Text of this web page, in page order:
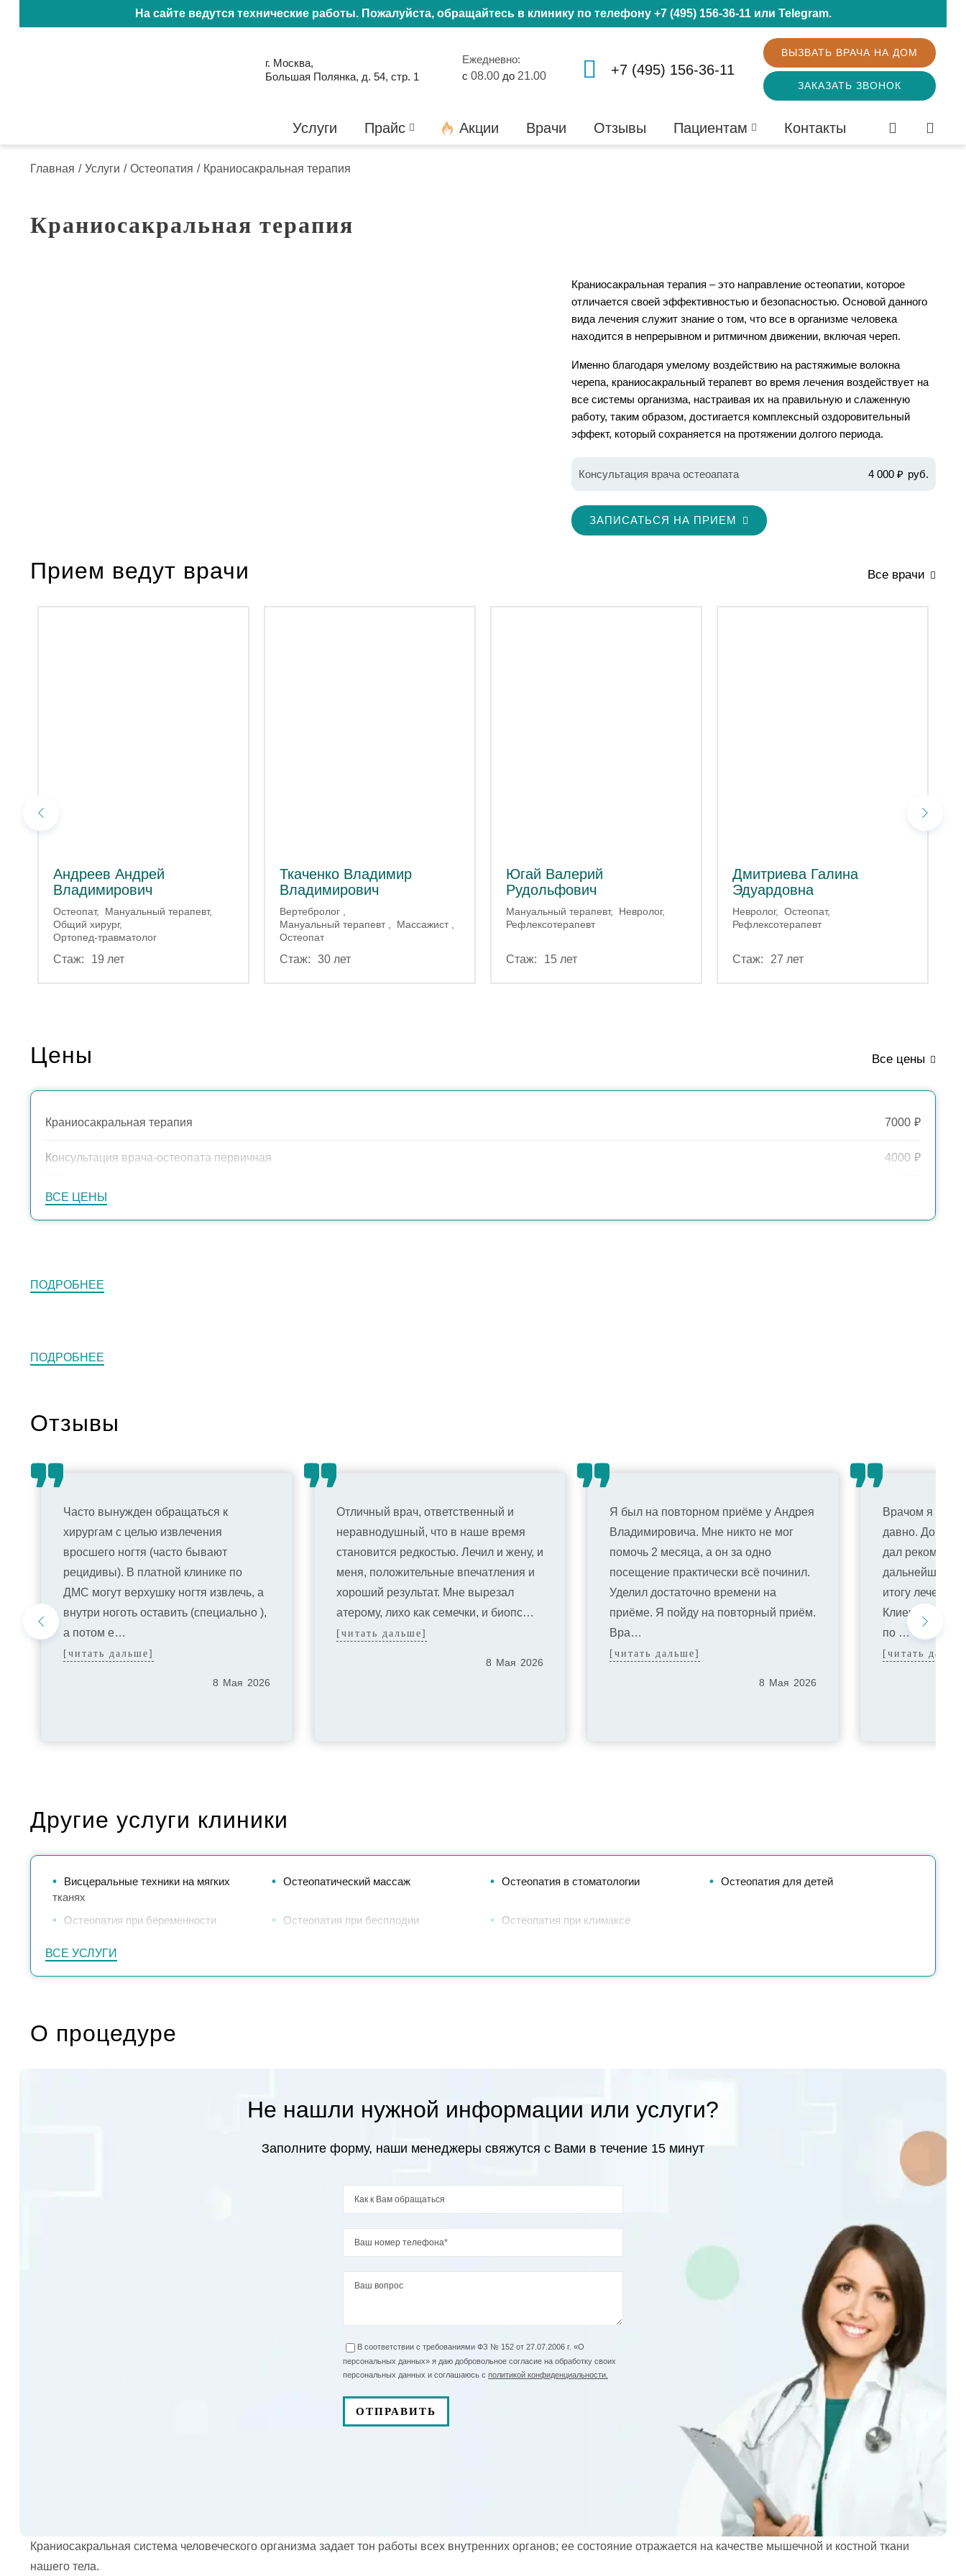
На сайте ведутся технические работы. Пожалуйста, обращайтесь в клинику по телефону +7 (495) 156-36-11или Telegram.
г. Москва,
Большая Полянка, д. 54, стр. 1
Ежедневно:
с 08.00 до 21.00 +7 (495) 156-36-11
ВЫЗВАТЬ ВРАЧА НА ДОМ
ЗАКАЗАТЬ ЗВОНОК
Услуги Прайс Акции Врачи Отзывы Пациентам Контакты
Главная / Услуги / Остеопатия / Краниосакральная терапия
Краниосакральная терапия
Краниосакральная терапия – это направление остеопатии, которое
отличается своей эффективностью и безопасностью. Основой данного
вида лечения служит знание о том, что все в организме человека
находится в непрерывном и ритмичном движении, включая череп.
Именно благодаря умелому воздействию на растяжимые волокна
черепа, краниосакральный терапевт во время лечения воздействует на
все системы организма, настраивая их на правильную и слаженную
работу, таким образом, достигается комплексный оздоровительный
эффект, который сохраняется на протяжении долгого периода.
Консультация врача остеоапата 4 000 ₽
ЗАПИСАТЬСЯ НА ПРИЕМ
Прием ведут врачи Все врачи
Андреев Андрей
Владимирович
Остеопат
Мануальный терапевт
Общий хирург
Ортопед-травматолог
19 лет
Ткаченко Владимир
Владимирович
Вертебролог
Мануальный терапевт
Массажист
Остеопат
30 лет
Югай Валерий
Рудольфович
Мануальный терапевт
Невролог
Рефлексотерапевт
15 лет
Дмитриева Галина
Эдуардовна
Невролог
Остеопат
Рефлексотерапевт
27 лет
Цены Все цены
ВСЕ ЦЕНЫ
Краниосакральная терапия 7000 ₽
Консультация врача-остеопата первичная 4000 ₽
ПОДРОБНЕЕ
ПОДРОБНЕЕ
Отзывы
Часто вынужден обращаться к
хирургам с целью извлечения
вросшего ногтя (часто бывают
рецидивы). В платной клинике по
ДМС могут верхушку ногтя извлечь, а
внутри ноготь оставить (специально ),
а потом е…
[читать дальше]
8 Мая 2026
Отличный врач, ответственный и
неравнодушный, что в наше время
становится редкостью. Лечил и жену, и
меня, положительные впечатления и
хороший результат. Мне вырезал
атерому, лихо как семечки, и биопс…
[читать дальше]
8 Мая 2026
Я был на повторном приёме у Андрея
Владимировича. Мне никто не мог
помочь 2 месяца, а он за одно
посещение практически всё починил.
Уделил достаточно времени на
приёме. Я пойду на повторный приём.
Вра…
[читать дальше]
8 Мая 2026
Врачом я
давно. Доктор
дал
дальнейшие
итогу
по …
[читать
Другие услуги клиники
ВСЕ УСЛУГИ
Висцеральные техники на мягких
тканях
Остеопатический массаж Остеопатия в стоматологии Остеопатия для детей
Остеопатия при беременности Остеопатия при бесплодии Остеопатия при климаксе
О процедуре
Не нашли нужной информации или услуги?
Заполните форму, наши менеджеры свяжутся с Вами в течение 15 минут
В соответствии с требованиями ФЗ № 152 от 27.07.2006 г. «О
персональных данных» я даю добровольное согласие на обработку своих
персональных данных и соглашаюсь с политикой конфиденциальности.
Краниосакральная система человеческого организма задает тон работы всех внутренних органов; ее состояние отражается на качестве мышечной и костной ткани
нашего тела.